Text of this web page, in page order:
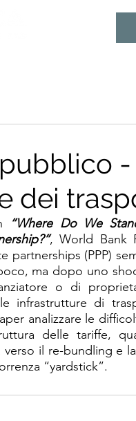
-
dei
“Where Do We
, World Bank
partnerships (PPP)
ma dopo uno
o di
infrastrutture di
analizzare le
delle tariffe,
il re-bundling e
“yardstick”.